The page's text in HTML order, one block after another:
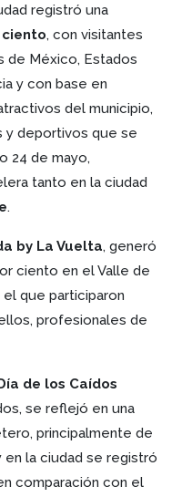
registró una
, con visitantes
de México, Estados
y con base en
del municipio,
y deportivos que se
24 de mayo,
tanto en la ciudad
.
by La Vuelta, generó
ciento en el Valle de
que participaron
profesionales de
de los Caídos
se reflejó en una
principalmente de
la ciudad se registró
comparación con el